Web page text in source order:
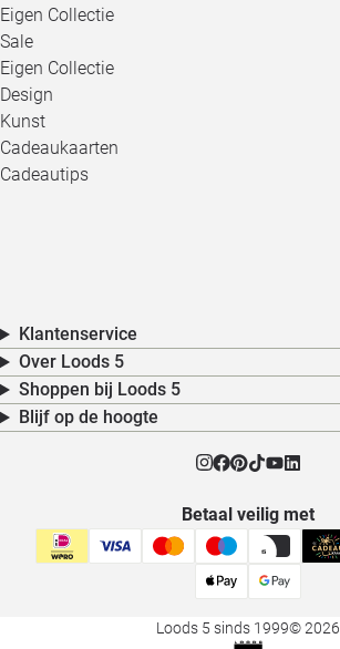
Eigen Collectie
Sale
Eigen Collectie
Design
Kunst
Cadeaukaarten
Cadeautips
Klantenservice
Over Loods 5
Shoppen bij Loods 5
Blijf op de hoogte
Betaal veilig met
Loods 5 sinds 1999© 2026